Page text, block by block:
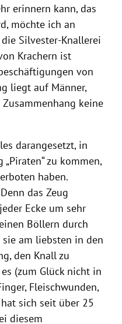
erinnern kann, das
möchte ich an
Silvester-Knallerei
Krachern ist
von
liegt auf Männer,
keine
darangesetzt, in
zu kommen,
haben.
das Zeug
Ecke um sehr
Böllern durch
am liebsten in den
den Knall zu
(zum Glück nicht in
Fleischwunden,
sich seit über 25
diesem